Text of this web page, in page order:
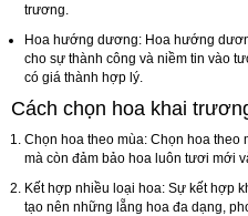
trương.
Hoa hướng dương: Hoa hướng
cho sự thành công và niềm tin vào
có giá thành hợp lý.
Cách chọn hoa khai
Chọn hoa theo mùa: Chọn hoa theo
mà còn đảm bảo hoa luôn tươi mới
Kết hợp nhiều loại hoa: Sự kết hợp
tạo nên những lẵng hoa đa dạng,